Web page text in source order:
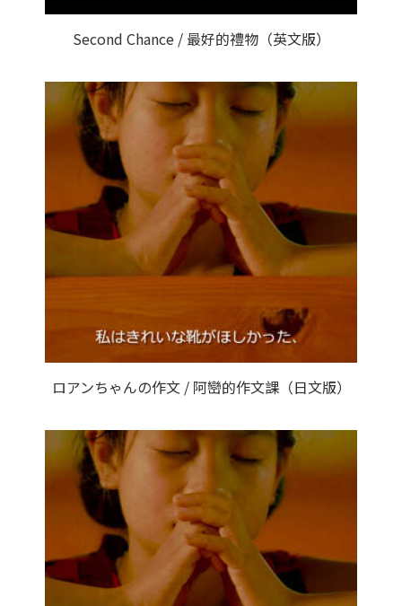
Second Chance / 最好的禮物（英文版）
ロアンちゃんの作文 / 阿巒的作文課（日文版）